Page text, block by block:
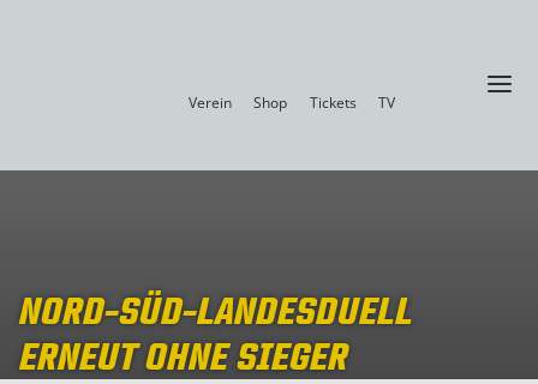
Verein Shop Tickets TV a
NORD-SÜD-LANDESDUELL
ERNEUT OHNE SIEGER